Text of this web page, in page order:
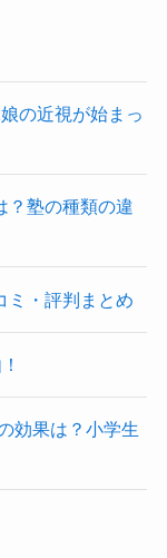
の近視が始まっ
？塾の種類の違
ミ・評判まとめ
効果は？小学生